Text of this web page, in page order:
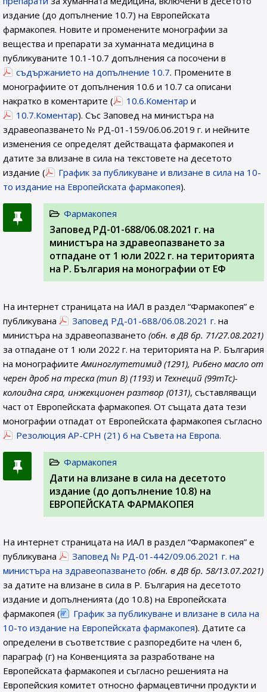
издание (до допълнение 10.7) на Европейската
фармакопея. Новите и променените монографии за
вещества и препарати за хуманната медицина в
публикуваните 10.1-10.7 допълнения са посочени в
съдържанието на допълнение 10.7. Промените в
монографиите от допълнения 10.6 и 10.7 са описани
накратко в коментарите (
10.6.Коментар и
10.7.Коментар). Със Заповед на министъра на
здравеопазването № РД-01-159/06.06.2019 г. и нейните
изменения се определят действащата фармакопея и
датите за влизане в сила на текстовете на десетото
издание (
График за публикуване и влизане в сила на 10-
то издание на Европейската фармакопея).
Фармакопея
Заповед РД-01-688/06.08.2021 г. на
министъра на здравеопазването за
отпадане от 1 юли 2022 г. на територията
на Р. България на монографии от ЕФ
На интернет страницата на ИАЛ в раздел “Фармакопея” е
публикувана
Заповед РД-01-688/06.08.2021 г. на
министъра на здравеопазването (обн. в ДВ бр. 71/27.08.2021)
за отпадане от 1 юли 2022 г. на територията на Р. България
на монографиитеАминоглутетимид (1291), Рибено масло от
черен дроб на треска (тип В) (1193) и Технеций (99mTc)-
колоидна сяра, инжекционен разтвор (0131), съставляващи
част от Европейската фармакопея. От същата дата тези
монографии отпадат от Европейската фармакопея съгласно
Резолюция AP-CPH (21) 6 на Съвета на Европа.
Фармакопея
Дати на влизане в сила на десетото
издание (до допълнение 10.8) на
ЕВРОПЕЙСКАТА ФАРМАКОПЕЯ
На интернет страницата на ИАЛ в раздел “Фармакопея” е
публикувана
Заповед № РД-01-442/09.06.2021 г. на
министъра на здравеопазването (обн. в ДВ бр. 58/13.07.2021)
за датите на влизане в сила в Р. България на десетото
издание и допълненията (до 10.8) на Европейската
фармакопея (
График за публикуване и влизане в сила на
10-то издание на Европейската фармакопея). Датите са
определени в съответствие с разпоредбите на член 6,
параграф (г) на Конвенцията за разработване на
Европейската фармакопея и съгласно решенията на
Европейския комитет относно фармацевтични продукти и